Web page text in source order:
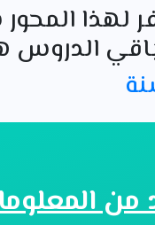
لهذا
الدروس
من